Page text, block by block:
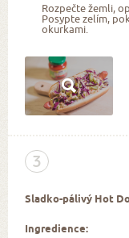
Rozpečte žemli,
Posypte zelím,
okurkami.
3
Sladko-pálivý Hot
Ingredience: